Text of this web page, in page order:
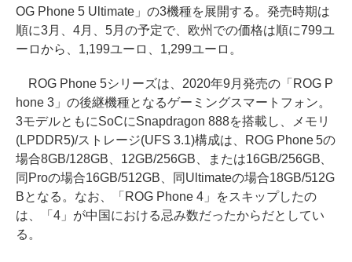
OG Phone 5 Ultimate」の3機種を展開する。発売時期は
順に3月、4月、5月の予定で、欧州での価格は順に799ユ
ーロから、1,199ユーロ、1,299ユーロ。
ROG Phone 5シリーズは、2020年9月発売の「ROG P
hone 3」の後継機種となるゲーミングスマートフォン。
3モデルともにSoCにSnapdragon 888を搭載し、メモリ
(LPDDR5)/ストレージ(UFS 3.1)構成は、ROG Phone 5の
場合8GB/128GB、12GB/256GB、または16GB/256GB、
同Proの場合16GB/512GB、同Ultimateの場合18GB/512G
Bとなる。なお、「ROG Phone 4」をスキップしたの
は、「4」が中国における忌み数だったからだとしてい
る。